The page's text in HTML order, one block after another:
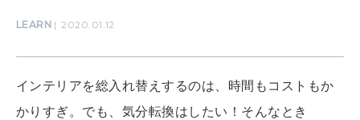
MAMA
LEARN 2020.01.12
インテリアを総入れ替えするのは、時間もコストもか
かりすぎ。でも、気分転換はしたい！そんなとき